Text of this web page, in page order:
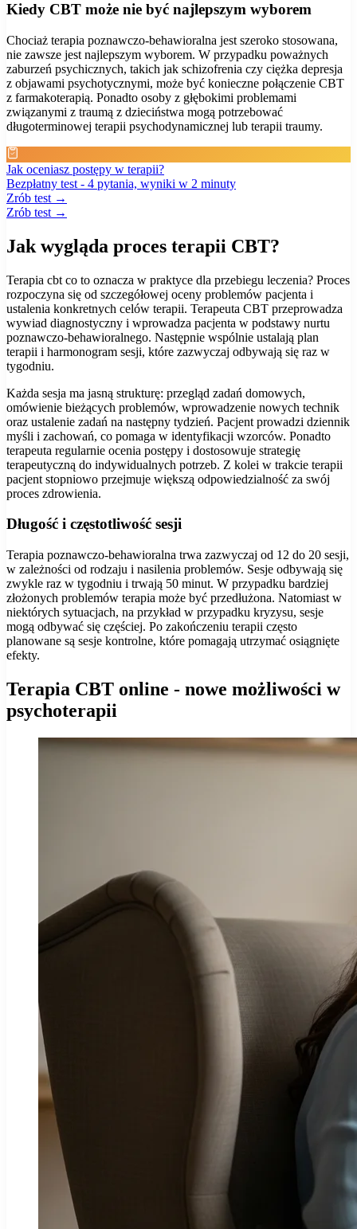
Kiedy CBT może nie być najlepszym wyborem
Chociaż terapia poznawczo-behawioralna jest szeroko stosowana,
nie zawsze jest najlepszym wyborem. W przypadku poważnych
zaburzeń psychicznych, takich jak schizofrenia czy ciężka depresja
z objawami psychotycznymi, może być konieczne połączenie CBT
z farmakoterapią. Ponadto osoby z głębokimi problemami
związanymi z traumą z dzieciństwa mogą potrzebować
długoterminowej terapii psychodynamicznej lub terapii traumy.
Jak oceniasz postępy w terapii?
Bezpłatny test - 4 pytania, wyniki w 2 minuty
Zrób test →
Zrób test →
Jak wygląda proces terapii CBT?
Terapia cbt co to oznacza w praktyce dla przebiegu leczenia? Proces
rozpoczyna się od szczegółowej oceny problemów pacjenta i
ustalenia konkretnych celów terapii. Terapeuta CBT przeprowadza
wywiad diagnostyczny i wprowadza pacjenta w podstawy nurtu
poznawczo-behawioralnego. Następnie wspólnie ustalają plan
terapii i harmonogram sesji, które zazwyczaj odbywają się raz w
tygodniu.
Każda sesja ma jasną strukturę: przegląd zadań domowych,
omówienie bieżących problemów, wprowadzenie nowych technik
oraz ustalenie zadań na następny tydzień. Pacjent prowadzi dziennik
myśli i zachowań, co pomaga w identyfikacji wzorców. Ponadto
terapeuta regularnie ocenia postępy i dostosowuje strategię
terapeutyczną do indywidualnych potrzeb. Z kolei w trakcie terapii
pacjent stopniowo przejmuje większą odpowiedzialność za swój
proces zdrowienia.
Długość i częstotliwość sesji
Terapia poznawczo-behawioralna trwa zazwyczaj od 12 do 20 sesji,
w zależności od rodzaju i nasilenia problemów. Sesje odbywają się
zwykle raz w tygodniu i trwają 50 minut. W przypadku bardziej
złożonych problemów terapia może być przedłużona. Natomiast w
niektórych sytuacjach, na przykład w przypadku kryzysu, sesje
mogą odbywać się częściej. Po zakończeniu terapii często
planowane są sesje kontrolne, które pomagają utrzymać osiągnięte
efekty.
Terapia CBT online - nowe możliwości w
psychoterapii